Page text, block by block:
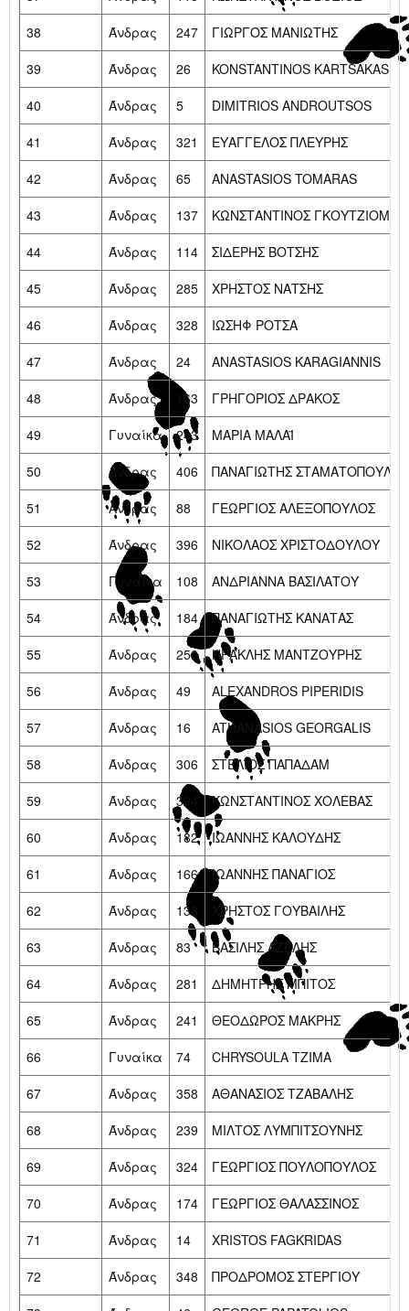
38
Άνδρας 247
ΓΙΩΡΓΟΣ ΜΑΝΙΩΤΗΣ
39
Άνδρας 26
KONSTANTINOS KARTSAKAS
40
Άνδρας 5
DIMITRIOS ANDROUTSOS
41
Άνδρας 321
ΕΥΑΓΓΕΛΟΣ ΠΛΕΥΡΗΣ
42
Άνδρας 65
ANASTASIOS TOMARAS
43
Άνδρας 137
ΚΩΝΣΤΑΝΤΙΝΟΣ
44
Άνδρας 114
ΣΙΔΕΡΗΣ ΒΟΤΣΗΣ
45
Άνδρας 285
ΧΡΗΣΤΟΣ ΝΑΤΣΗΣ
46
Άνδρας 328
ΙΩΣΗΦ ΡΟΤΣΑ
47
Άνδρας 24
ANASTASIOS KARAGIANNIS
48
Άνδρας 163
ΓΡΗΓΟΡΙΟΣ ΔΡΑΚΟΣ
49
Γυναίκα 243
ΜΑΡΙΑ ΜΑΛΑΪ
50
Άνδρας 406
ΠΑΝΑΓΙΩΤΗΣ ΣΤΑΜΑΤΟΠΟΥΛΟΣ
51
Άνδρας 88
ΓΕΩΡΓΙΟΣ ΑΛΕΞΟΠΟΥΛΟΣ
52
Άνδρας 396
ΝΙΚΟΛΑΟΣ ΧΡΙΣΤΟΔΟΥΛΟΥ
53
Γυναίκα 108
ΑΝΔΡΙΑΝΝΑ ΒΑΣΙΛΑΤΟΥ
54
Άνδρας 184
ΠΑΝΑΓΙΩΤΗΣ ΚΑΝΑΤΑΣ
55
Άνδρας 250
ΗΡΑΚΛΗΣ ΜΑΝΤΖΟΥΡΗΣ
56
Άνδρας 49
ALEXANDROS PIPERIDIS
57
Άνδρας 16
ATHANASIOS GEORGALIS
58
Άνδρας 306
ΣΤΕΛΙΟΣ ΠΑΠΑΔΑΜ
59
Άνδρας 394
ΚΩΝΣΤΑΝΤΙΝΟΣ ΧΟΛΕΒΑΣ
60
Άνδρας 182
ΙΩΑΝΝΗΣ ΚΑΛΟΥΔΗΣ
61
Άνδρας 166
ΙΩΑΝΝΗΣ ΠΑΝΑΓΙΟΣ
62
Άνδρας 138
ΧΡΗΣΤΟΣ ΓΟΥΒΑΙΛΗΣ
63
Άνδρας 83
ΒΑΣΙΛΗΣ ΑΖΕΛΗΣ
64
Άνδρας 281
ΔΗΜΗΤΡΗΣ ΜΠΙΤΟΣ
65
Άνδρας 241
ΘΕΟΔΩΡΟΣ ΜΑΚΡΗΣ
66
Γυναίκα 74
CHRYSOULA TZIMA
67
Άνδρας 358
ΑΘΑΝΑΣΙΟΣ ΤΖΑΒΑΛΗΣ
68
Άνδρας 239
ΜΙΛΤΟΣ ΛΥΜΠΙΤΣΟΥΝΗΣ
69
Άνδρας 324
ΓΕΩΡΓΙΟΣ ΠΟΥΛΟΠΟΥΛΟΣ
70
Άνδρας 174
ΓΕΩΡΓΙΟΣ ΘΑΛΑΣΣΙΝΟΣ
71
Άνδρας 14
XRISTOS FAGKRIDAS
72
Άνδρας 348
ΠΡΟΔΡΟΜΟΣ ΣΤΕΡΓΙΟΥ